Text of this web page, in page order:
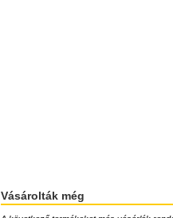
Vásárolták még